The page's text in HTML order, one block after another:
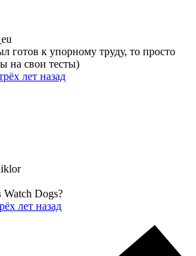
готов к упорному труду, то просто
на свои тесты)
лет назад
Dogs?
лет назад